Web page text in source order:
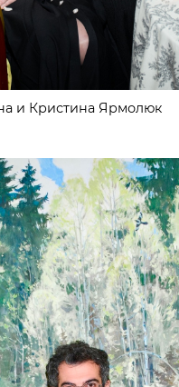
и Кристина Ярмолюк